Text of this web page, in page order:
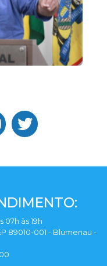
07h às 19h
89010-001 - Blumenau -